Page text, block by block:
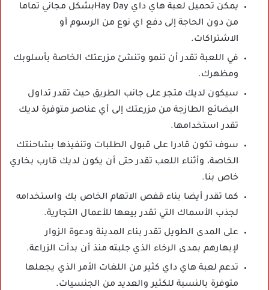
يمكن تحميل لعبة هاي داي Hay Dayبشكل مجاني تماما
من دون الحاجة إلى دفع اي نوع من الرسوم أو
الاشتراكات.
في اللعبة تقدر أن تنمو وتنشئ مزرعتك الخاصة بأسلوبك
ومظهرك.
سيكون لديك متجر على جانب الطريق حيث تقدر تداول
البضائع الطازجة من مزرعتك إلى أي عناصر متوفرة لديك
تقدر استخدامها.
سوف تكون قادرا على قبول الطلبات وتنفيذها بشاحنتك
الخاصة، وأثناء اللعب تقدر حتى أن يكون لديك قارب بخاري
خاص بنا.
كما تقدر أيضا بناء قفص الاتهام الخاص بك واستخدامه
لجذب الأسماك التي تقدر بيعها للأعمال التجارية.
على المدى الطويل تقدر بناء المدينة ودعوة الزوار
لإبهارهم بمدى الرخاء الذي جلبته منذ أن بدأت الزراعة.
تدعم لعبة هاي داي كثير من اللغات الأمر الذي يجعلها
متوفرة بالنسبة للكثير والعديد من الجنسيات.